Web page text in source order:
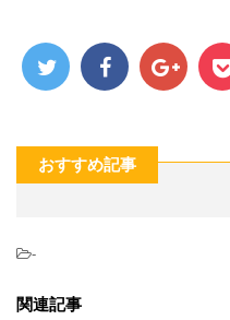
おすすめ記事
-
関連記事